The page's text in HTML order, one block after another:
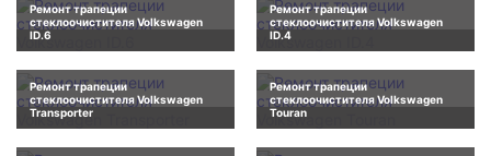
Ремонт трапеции
стеклоочистителя Volkswagen
ID.6
Ремонт трапеции
стеклоочистителя Volkswagen
ID.4
Ремонт трапеции
стеклоочистителя Volkswagen
Transporter
Ремонт трапеции
стеклоочистителя Volkswagen
Touran